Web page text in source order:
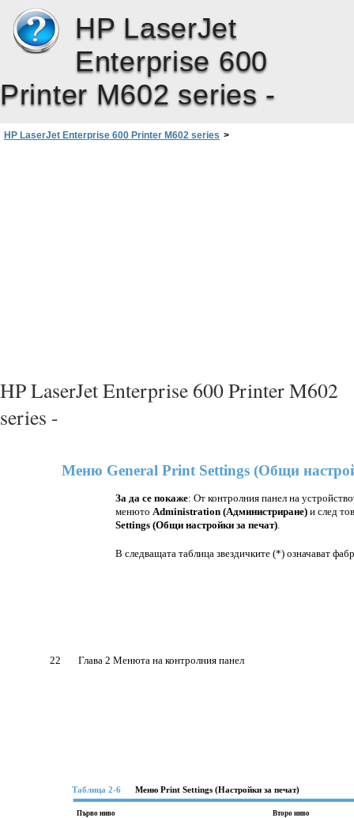
HP LaserJet
Enterprise 600
Printer M602 series -
HP LaserJet Enterprise 600 Printer M602 series >
HP LaserJet Enterprise 600 Printer M602
series -
Меню General Print Settings (Общи
За да се покаже: От контролния панел на
менюто Administration (Администриране) и след
Settings (Общи настройки за печат).
В следващата таблица звездичките (*) означават
22 Глава 2 Менюта на контролния панел
Таблица 2-6 Меню Print Settings (Настройки за печат)
Първо ниво Второ ниво